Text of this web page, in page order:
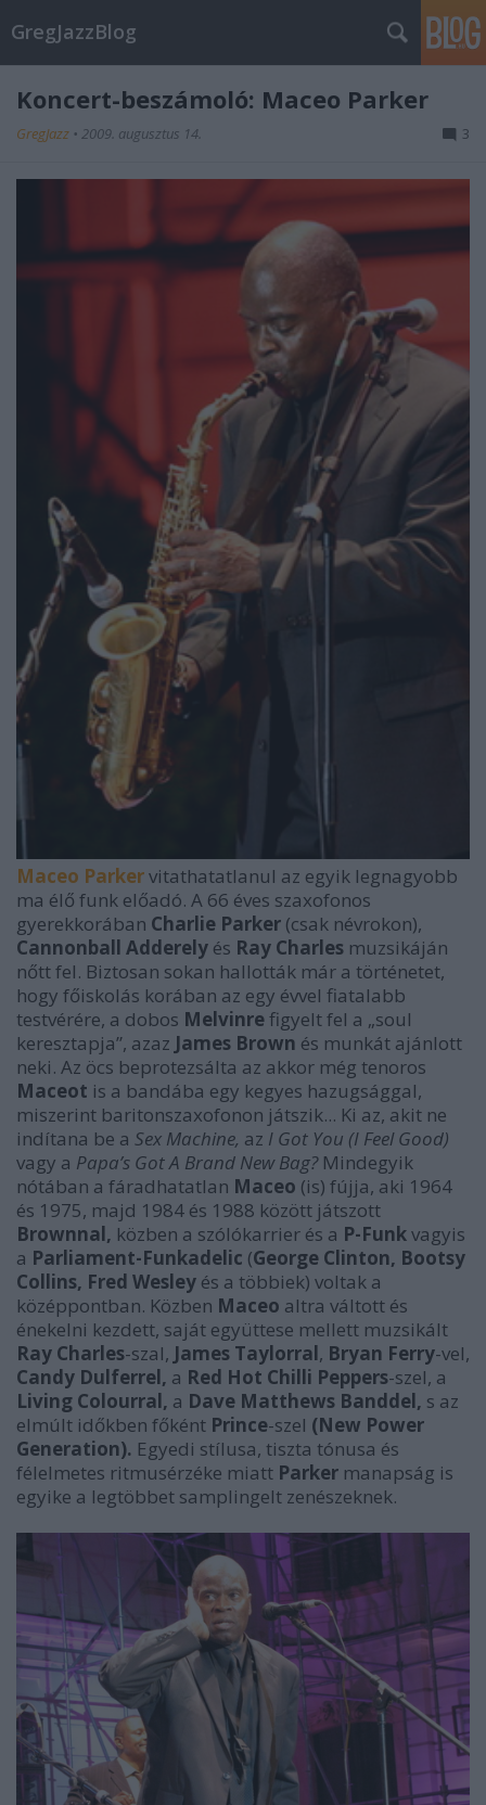
GregJazzBlog
Koncert-beszámoló: Maceo Parker
GregJazz • 2009. augusztus 14. 3
Maceo Parkervitathatatlanul az egyik legnagyobb
ma élő funk előadó. A 66 éves szaxofonos
gyerekkorában Charlie Parker (csak névrokon),
Cannonball Adderely és Ray Charles muzsikáján
nőtt fel. Biztosan sokan hallották már a történetet,
hogy főiskolás korában az egy évvel fiatalabb
testvérére, a dobos Melvinrefigyelt fel a „soul
keresztapja”, azaz James Brown és munkát ajánlott
neki. Az öcs beprotezsálta az akkor még tenoros
Maceot is a bandába egy kegyes hazugsággal,
miszerint baritonszaxofonon játszik... Ki az, akit ne
indítana be a Sex Machine, az I Got You (I Feel Good)
vagy a Papa’s Got A Brand New Bag?Mindegyik
nótában a fáradhatatlan Maceo (is) fújja, aki 1964
és 1975, majd 1984 és 1988 között játszott
Brownnal, közben a szólókarrier és a P-Funkvagyis
a Parliament-Funkadelic (George Clinton, Bootsy
Collins, Fred Wesley és a többiek) voltak a
középpontban. Közben Maceo altra váltott és
énekelni kezdett, saját együttese mellett muzsikált
Ray Charles-szal, James Taylorral, Bryan Ferry-vel,
Candy Dulferrel, a Red Hot Chilli Peppers-szel, a
Living Colourral, a Dave Matthews Banddel, s az
elmúlt időkben főként Prince-szel (New Power
Generation). Egyedi stílusa, tiszta tónusa és
félelmetes ritmusérzéke miatt Parker manapság is
egyike a legtöbbet samplingelt zenészeknek.